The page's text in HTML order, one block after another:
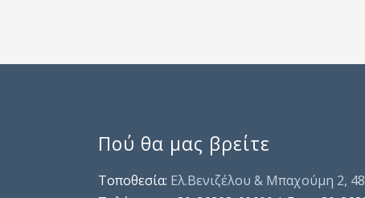
Πού θα μας βρείτε
Τοποθεσία: Ελ.Βενιζέλου & Μπαχούμη 2,